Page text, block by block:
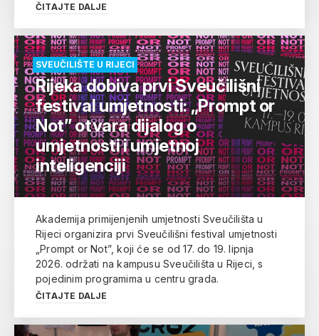
ČITAJTE DALJE
SVEUČILIŠTE U RIJECI
Rijeka dobiva prvi Sveučilišni
festival umjetnosti: „Prompt or
Not” otvara dijalog o
umjetnosti i umjetnoj
inteligenciji
Akademija primijenjenih umjetnosti Sveučilišta u
Rijeci organizira prvi Sveučilišni festival umjetnosti
„Prompt or Not”, koji će se od 17. do 19. lipnja
2026. održati na kampusu Sveučilišta u Rijeci, s
pojedinim programima u centru grada.
ČITAJTE DALJE